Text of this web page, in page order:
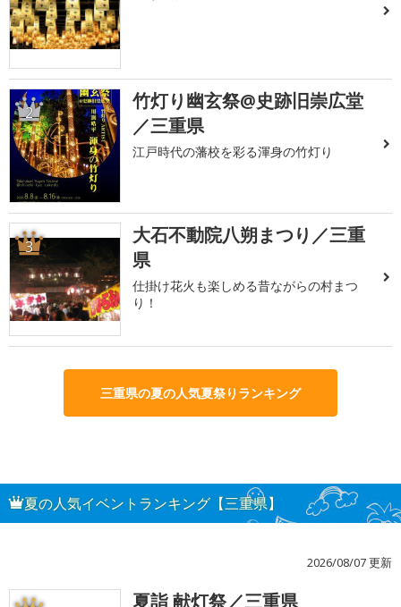
2
竹灯り幽玄祭@史跡旧崇広堂
／三重県
江戸時代の藩校を彩る渾身の竹灯り
3
大石不動院八朔まつり／三重
県
仕掛け花火も楽しめる昔ながらの村まつ
り！
三重県の夏の人気夏祭りランキング
夏の人気イベントランキング【三重県】
2026/08/07 更新
夏詣 献灯祭／三重県